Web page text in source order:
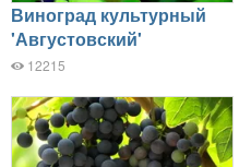
Виноград культурный
'Августовский'
12215